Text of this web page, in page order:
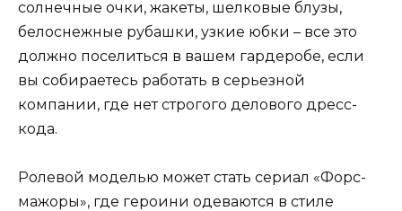
солнечные очки, жакеты, шелковые блузы,
белоснежные рубашки, узкие юбки – все это
должно поселиться в вашем гардеробе, если
вы собираетесь работать в серьезной
компании, где нет строгого делового дресс-
кода.
Ролевой моделью может стать сериал «Форс-
мажоры», где героини одеваются в стиле